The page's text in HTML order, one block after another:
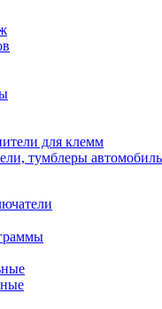
для клемм
тумблеры